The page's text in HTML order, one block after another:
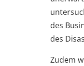
des
des
Zudem